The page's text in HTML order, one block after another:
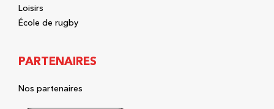
Loisirs
École de rugby
PARTENAIRES
Nos partenaires